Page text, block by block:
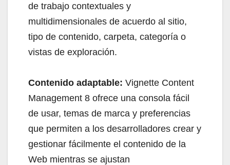
de trabajo contextuales y
multidimensionales de acuerdo al sitio,
tipo de contenido, carpeta, categoría o
vistas de exploración.
Contenido adaptable: Vignette Content
Management 8 ofrece una consola fácil
de usar, temas de marca y preferencias
que permiten a los desarrolladores crear y
gestionar fácilmente el contenido de la
Web mientras se ajustan